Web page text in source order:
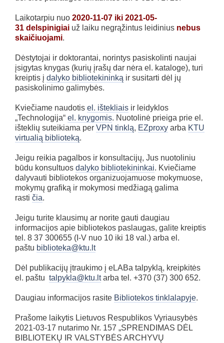
Laikotarpiu nuo 2020-11-07 iki 2021-05-
31 delspinigiai už laiku negrąžintus leidinius nebus
skaičiuojami.
Dėstytojai ir doktorantai, norintys pasiskolinti naujai
įsigytas knygas (kurių įrašų dar nėra el. kataloge), turi
kreiptis į dalyko bibliotekininką ir susitarti dėl jų
pasiskolinimo galimybės.
Kviečiame naudotis el. ištekliais ir leidyklos
„Technologija“ el. knygomis. Nuotolinė prieiga prie el.
išteklių suteikiama per VPN tinklą, EZproxy arba KTU
virtualią biblioteką.
Jeigu reikia pagalbos ir konsultacijų, Jus nuotoliniu
būdu konsultuos dalyko bibliotekininkai. Kviečiame
dalyvauti bibliotekos organizuojamuose mokymuose,
mokymų grafiką ir mokymosi medžiagą galima
rasti čia.
Jeigu turite klausimų ar norite gauti daugiau
informacijos apie bibliotekos paslaugas, galite kreiptis
tel. 8 37 300655 (I-V nuo 10 iki 18 val.) arba el.
paštu biblioteka@ktu.lt
Dėl publikacijų įtraukimo į eLABa talpyklą, kreipkitės
el. paštu talpykla@ktu.ltarba tel. +370 (37) 300 652.
Daugiau informacijos rasite Bibliotekos tinklalapyje.
Prašome laikytis Lietuvos Respublikos Vyriausybės
2021-03-17 nutarimo Nr. 157 „SPRENDIMAS DĖL
BIBLIOTEKŲ IR VALSTYBĖS ARCHYVŲ